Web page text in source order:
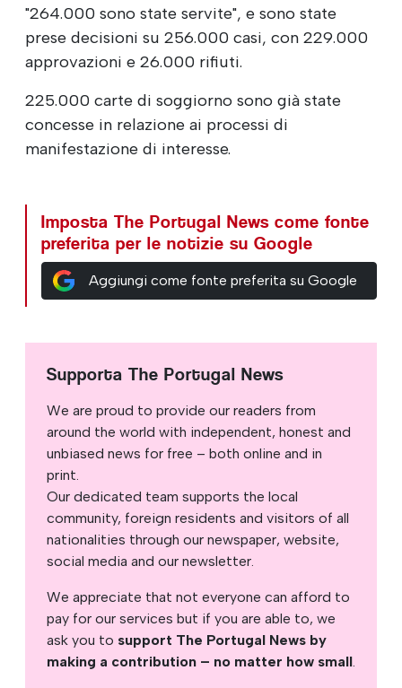
"264.000 sono state servite", e sono state
prese decisioni su 256.000 casi, con 229.000
approvazioni e 26.000 rifiuti.
225.000 carte di soggiorno sono già state
concesse in relazione ai processi di
manifestazione di interesse.
Imposta The Portugal News come fonte
preferita per le notizie su Google
Aggiungi come fonte preferita su Google
Supporta The Portugal News
We are proud to provide our readers from
around the world with independent, honest and
unbiased news for free – both online and in
print.
Our dedicated team supports the local
community, foreign residents and visitors of all
nationalities through our newspaper, website,
social media and our newsletter.
We appreciate that not everyone can afford to
pay for our services but if you are able to, we
ask you to support The Portugal News by
making a contribution – no matter how small.